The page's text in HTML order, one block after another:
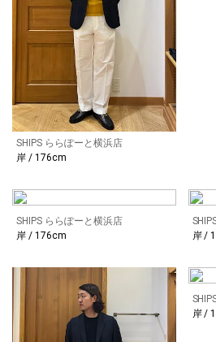
SHIPS ららぽーと横浜店
岸 / 176cm
SHIPS ららぽーと横浜店
岸 / 176cm
岸 /
岸 /